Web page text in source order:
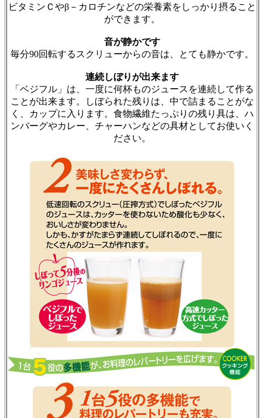
ビタミンＣやβ－カロチンなどの栄養素をしっかり摂ること
ができます。
音が静かです
毎分90回転するスクリューからの音は、とても静かです。
連続しぼりが出来ます
「ベジフル」は、一度に何杯ものジュースを連続して作る
ことが出来ます。しぼられた残りは、中で詰まることがな
く、カップに入ります。食物繊維たっぷりの残り具は、ハ
ンバーグやカレー、チャーハンなどの具材としてお使いく
ださい。